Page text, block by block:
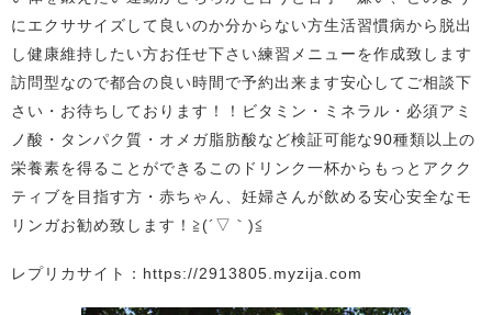
にエクササイズして良いのか分からない方生活習慣病から脱出
し健康維持したい方お任せ下さい練習メニューを作成致します
訪問型なので都合の良い時間で予約出来ます安心してご相談下
さい・お待ちしております！！ビタミン・ミネラル・必須アミ
ノ酸・タンパク質・オメガ脂肪酸など検証可能な90種類以上の
栄養素を得ることができるこのドリンク一杯からもっとアクク
ティブを目指す方・赤ちゃん、妊婦さんが飲める安心安全なモ
リンガお勧め致します！≧(´▽｀)≦
レプリカサイト：https://2913805.myzija.com